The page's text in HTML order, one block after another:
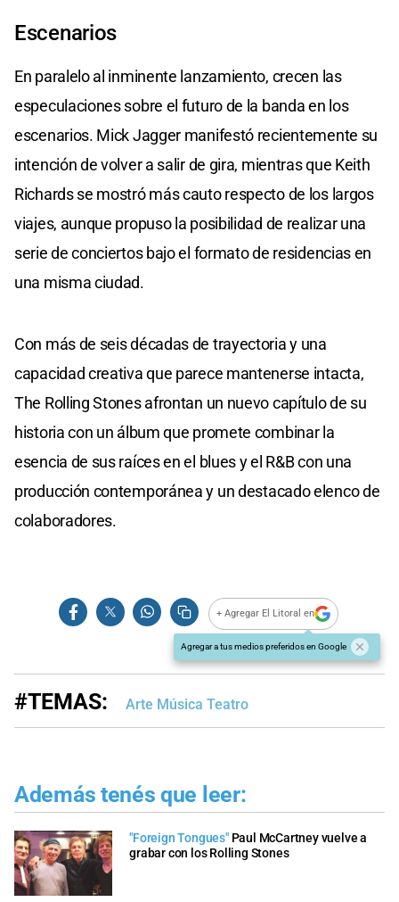
Escenarios
En paralelo al inminente lanzamiento, crecen las
especulaciones sobre el futuro de la banda en los
escenarios. Mick Jagger manifestó recientemente su
intención de volver a salir de gira, mientras que Keith
Richards se mostró más cauto respecto de los largos
viajes, aunque propuso la posibilidad de realizar una
serie de conciertos bajo el formato de residencias en
una misma ciudad.
Con más de seis décadas de trayectoria y una
capacidad creativa que parece mantenerse intacta,
The Rolling Stones afrontan un nuevo capítulo de su
historia con un álbum que promete combinar la
esencia de sus raíces en el blues y el R&B con una
producción contemporánea y un destacado elenco de
colaboradores.
+ Agregar El Litoral en
Agregar a tus medios preferidos en Google
#TEMAS: Arte Música Teatro
Además tenés que leer:
"Foreign Tongues" Paul McCartney vuelve a
grabar con los Rolling Stones